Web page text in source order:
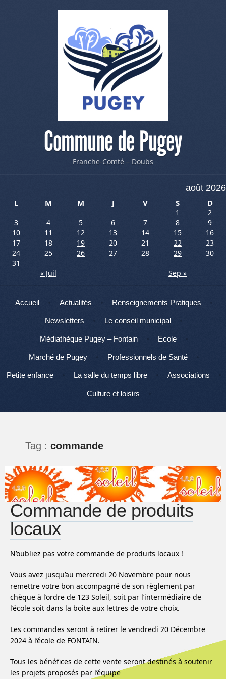
Commune de Pugey
Franche-Comté – Doubs
août 2026
L
M M J V S D
1
2
3
4 5 6 7 8
9
10
11 12 13 14 15
16
17
18 19 20 21 22
23
24
25 26 27 28 29
30
31
« Juil
Sep »
Menu
Aller au contenu
Accueil Actualités Renseignements Pratiques
Newsletters Le conseil municipal
Médiathèque Pugey – Fontain Ecole
Marché de Pugey Professionnels de Santé
Petite enfance La salle du temps libre Associations
Culture et loisirs
Tag : commande
Commande de produits
locaux
N’oubliez pas votre commande de produits locaux !
Vous avez jusqu’au mercredi 20 Novembre pour nous
remettre votre bon accompagné de son règlement par
chèque à l’ordre de 123 Soleil, soit par l’intermédiaire de
l’école soit dans la boite aux lettres de votre choix.
Les commandes seront à retirer le vendredi 20 Décembre
2024 à l’école de FONTAIN.
Tous les bénéfices de cette vente seront destinés à soutenir
les projets proposés par l’équipe